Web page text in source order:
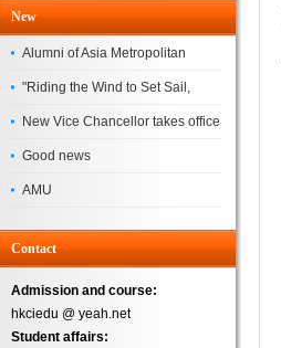
New
Alumni of Asia Metropolitan
University Successfully
Complete the
"Riding the Wind to Set Sail,
Jointly Painting a New Blueprint"
– Asia Metropolitan University's
2026 annual conference
New Vice Chancellor takes office
Good news
AMU
Contact
Admission and course:
hkciedu @ yeah.net
Student affairs: